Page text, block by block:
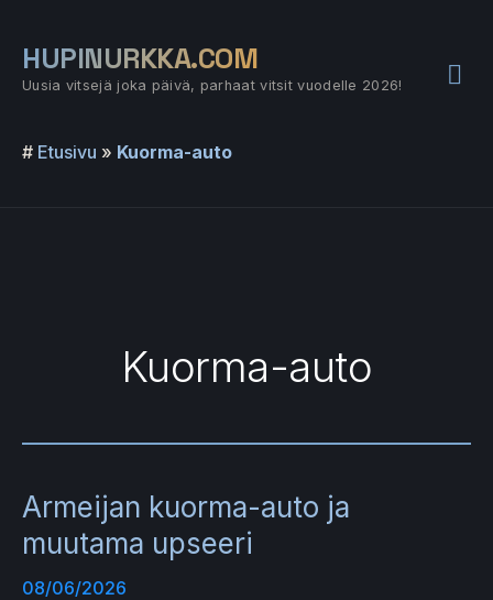
sisältöön
HUPINURKKA.COM
Uusia vitsejä joka päivä, parhaat vitsit vuodelle 2026!
# Etusivu » Kuorma-auto
Kuorma-auto
Armeijan kuorma-auto ja
muutama upseeri
08/06/2026